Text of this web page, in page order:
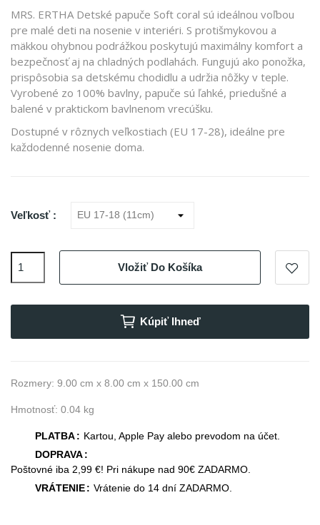
MRS. ERTHA Detské papuče Soft coral sú ideálnou voľbou
pre malé deti na nosenie v interiéri. S protišmykovou a
mäkkou ohybnou podrážkou poskytujú maximálny komfort a
bezpečnosť aj na chladných podlahách. Fungujú ako ponožka,
prispôsobia sa detskému chodidlu a udržia nôžky v teple.
Vyrobené zo 100% bavlny, papuče sú ľahké, priedušné a
balené v praktickom bavlnenom vrecúšku.
Dostupné v rôznych veľkostiach (EU 17-28), ideálne pre
každodenné nosenie doma.
Veľkosť :
Vložiť Do Košíka
Kúpiť Ihneď
Rozmery: 9.00 cm x 8.00 cm x 150.00 cm
Hmotnosť: 0.04 kg
PLATBA
Kartou, Apple Pay alebo prevodom na účet.
DOPRAVA
Poštovné iba 2,99 €! Pri nákupe nad 90€ ZADARMO.
VRÁTENIE
Vrátenie do 14 dní ZADARMO.